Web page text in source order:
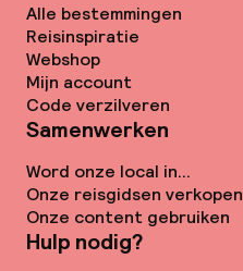
Alle bestemmingen
Reisinspiratie
Webshop
Mijn account
Code verzilveren
Samenwerken
Word onze local in...
Onze reisgidsen verkopen
Onze content gebruiken
Hulp nodig?